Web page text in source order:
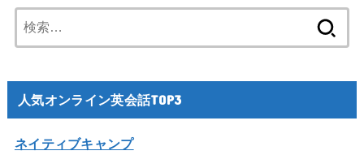
索:
人気オンライン英会話TOP3
ネイティブキャンプ